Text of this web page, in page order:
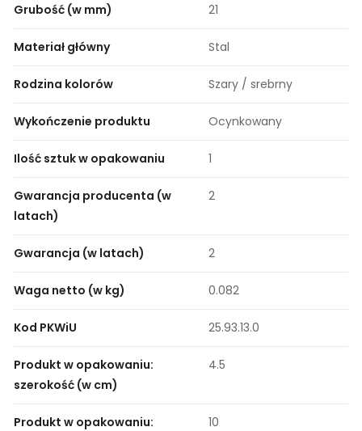
Grubość (w mm) 21
Materiał główny Stal
Rodzina kolorów Szary / srebrny
Wykończenie produktu Ocynkowany
Ilość sztuk w opakowaniu 1
Gwarancja producenta (w
latach)
2
Gwarancja (w latach) 2
Waga netto (w kg) 0.082
Kod PKWiU 25.93.13.0
Produkt w opakowaniu:
szerokość (w cm)
4.5
Produkt w opakowaniu:
10